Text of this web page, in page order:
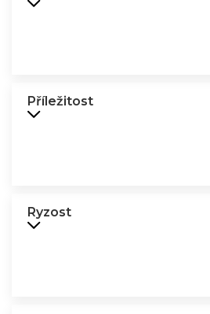
Příležitost
Ryzost